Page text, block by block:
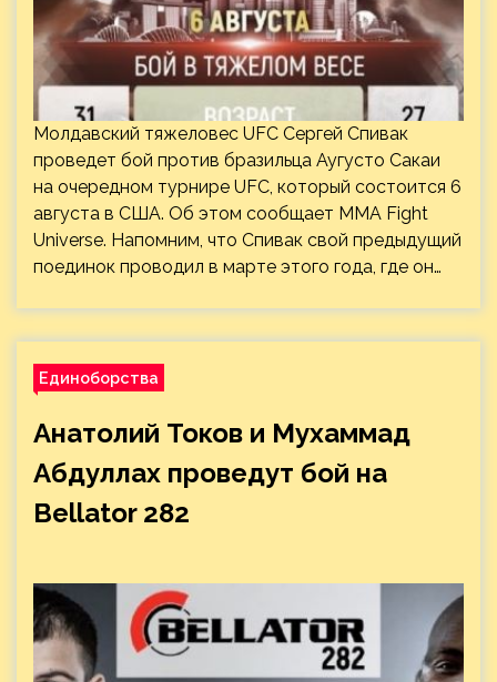
Молдавский тяжеловес UFC Сергей Спивак
проведет бой против бразильца Аугусто Сакаи
на очередном турнире UFC, который состоится 6
августа в США. Об этом сообщает MMA Fight
Universe. Напомним, что Спивак свой предыдущий
поединок проводил в марте этого года, где он…
Единоборства
Анатолий Токов и Мухаммад
Абдуллах проведут бой на
Bellator 282